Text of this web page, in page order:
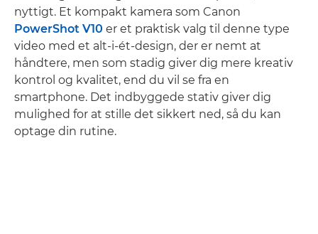
nyttigt. Et kompakt kamera som Canon
PowerShot V10 er et praktisk valg til denne type
video med et alt-i-ét-design, der er nemt at
håndtere, men som stadig giver dig mere kreativ
kontrol og kvalitet, end du vil se fra en
smartphone. Det indbyggede stativ giver dig
mulighed for at stille det sikkert ned, så du kan
optage din rutine.